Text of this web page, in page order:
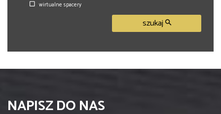
wirtualne spacery
szukaj
NAPISZ DO NAS